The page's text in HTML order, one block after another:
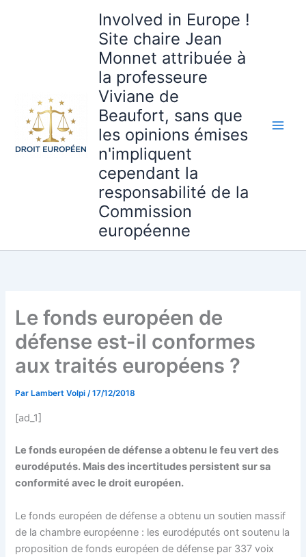
Involved in Europe !
Site chaire Jean
Monnet attribuée à
la professeure
Viviane de
Beaufort, sans que
les opinions émises
n'impliquent
cependant la
responsabilité de la
Commission
européenne
Le fonds européen de
défense est-il conformes
aux traités européens ?
Par Lambert Volpi/17/12/2018
[ad_1]
Le fonds européen de défense a obtenu le feu vert des
eurodéputés. Mais des incertitudes persistent sur sa
conformité avec le droit européen.
Le fonds européen de défense a obtenu un soutien massif
de la chambre européenne : les eurodéputés ont soutenu la
proposition de fonds européen de défense par 337 voix